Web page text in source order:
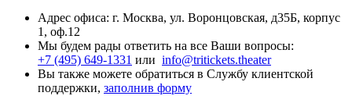
Адрес офиса: г. Москва, ул. Воронцовская, д35Б, корпус
1, оф.12
Мы будем рады ответить на все Ваши вопросы:
+7 (495) 649-1331 или info@tritickets.theater
Вы также можете обратиться в Службу клиентской
поддержки, заполнив форму